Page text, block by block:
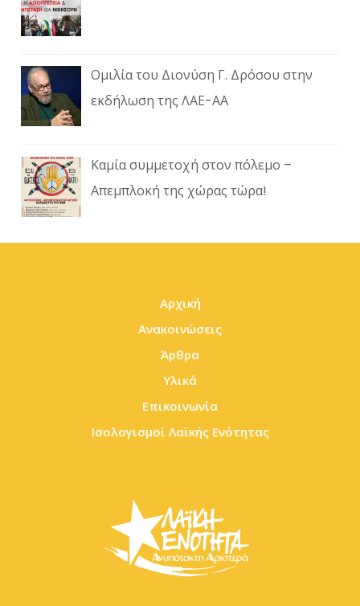
Ομιλία του Διονύση Γ. Δρόσου στην
εκδήλωση της ΛΑΕ-ΑΑ
Καμία συμμετοχή στον πόλεμο –
Απεμπλοκή της χώρας τώρα!
Αρχική
Ανακοινώσεις
Άρθρα
Υλικά
Επικοινωνία
Ισολογισμοί Λαϊκής Ενότητας